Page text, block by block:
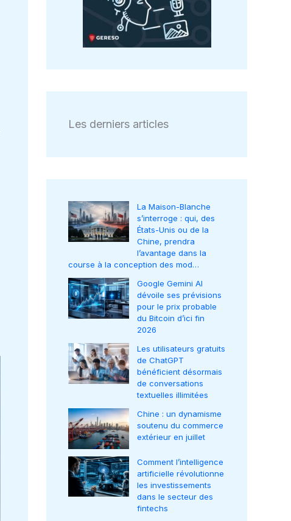
Les derniers articles
La Maison-Blanche
s’interroge : qui, des
États-Unis ou de la
Chine, prendra
l’avantage dans la
course à la conception des mod…
Google Gemini AI
dévoile ses prévisions
pour le prix probable
du Bitcoin d’ici fin
2026
Les utilisateurs gratuits
de ChatGPT
bénéficient désormais
de conversations
textuelles illimitées
Chine : un dynamisme
soutenu du commerce
extérieur en juillet
Comment l’intelligence
artificielle révolutionne
les investissements
dans le secteur des
fintechs